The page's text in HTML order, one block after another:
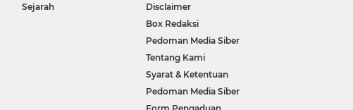
Sejarah
Disclaimer
Box Redaksi
Pedoman Media Siber
Tentang Kami
Syarat & Ketentuan
Pedoman Media Siber
Form Pengaduan